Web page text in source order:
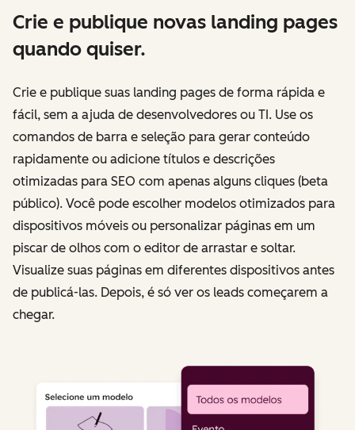
Crie e publique novas landing pages
quando quiser.
Crie e publique suas landing pages de forma rápida e
fácil, sem a ajuda de desenvolvedores ou TI. Use os
comandos de barra e seleção para gerar conteúdo
rapidamente ou adicione títulos e descrições
otimizadas para SEO com apenas alguns cliques (beta
público). Você pode escolher modelos otimizados para
dispositivos móveis ou personalizar páginas em um
piscar de olhos com o editor de arrastar e soltar.
Visualize suas páginas em diferentes dispositivos antes
de publicá-las. Depois, é só ver os leads começarem a
chegar.